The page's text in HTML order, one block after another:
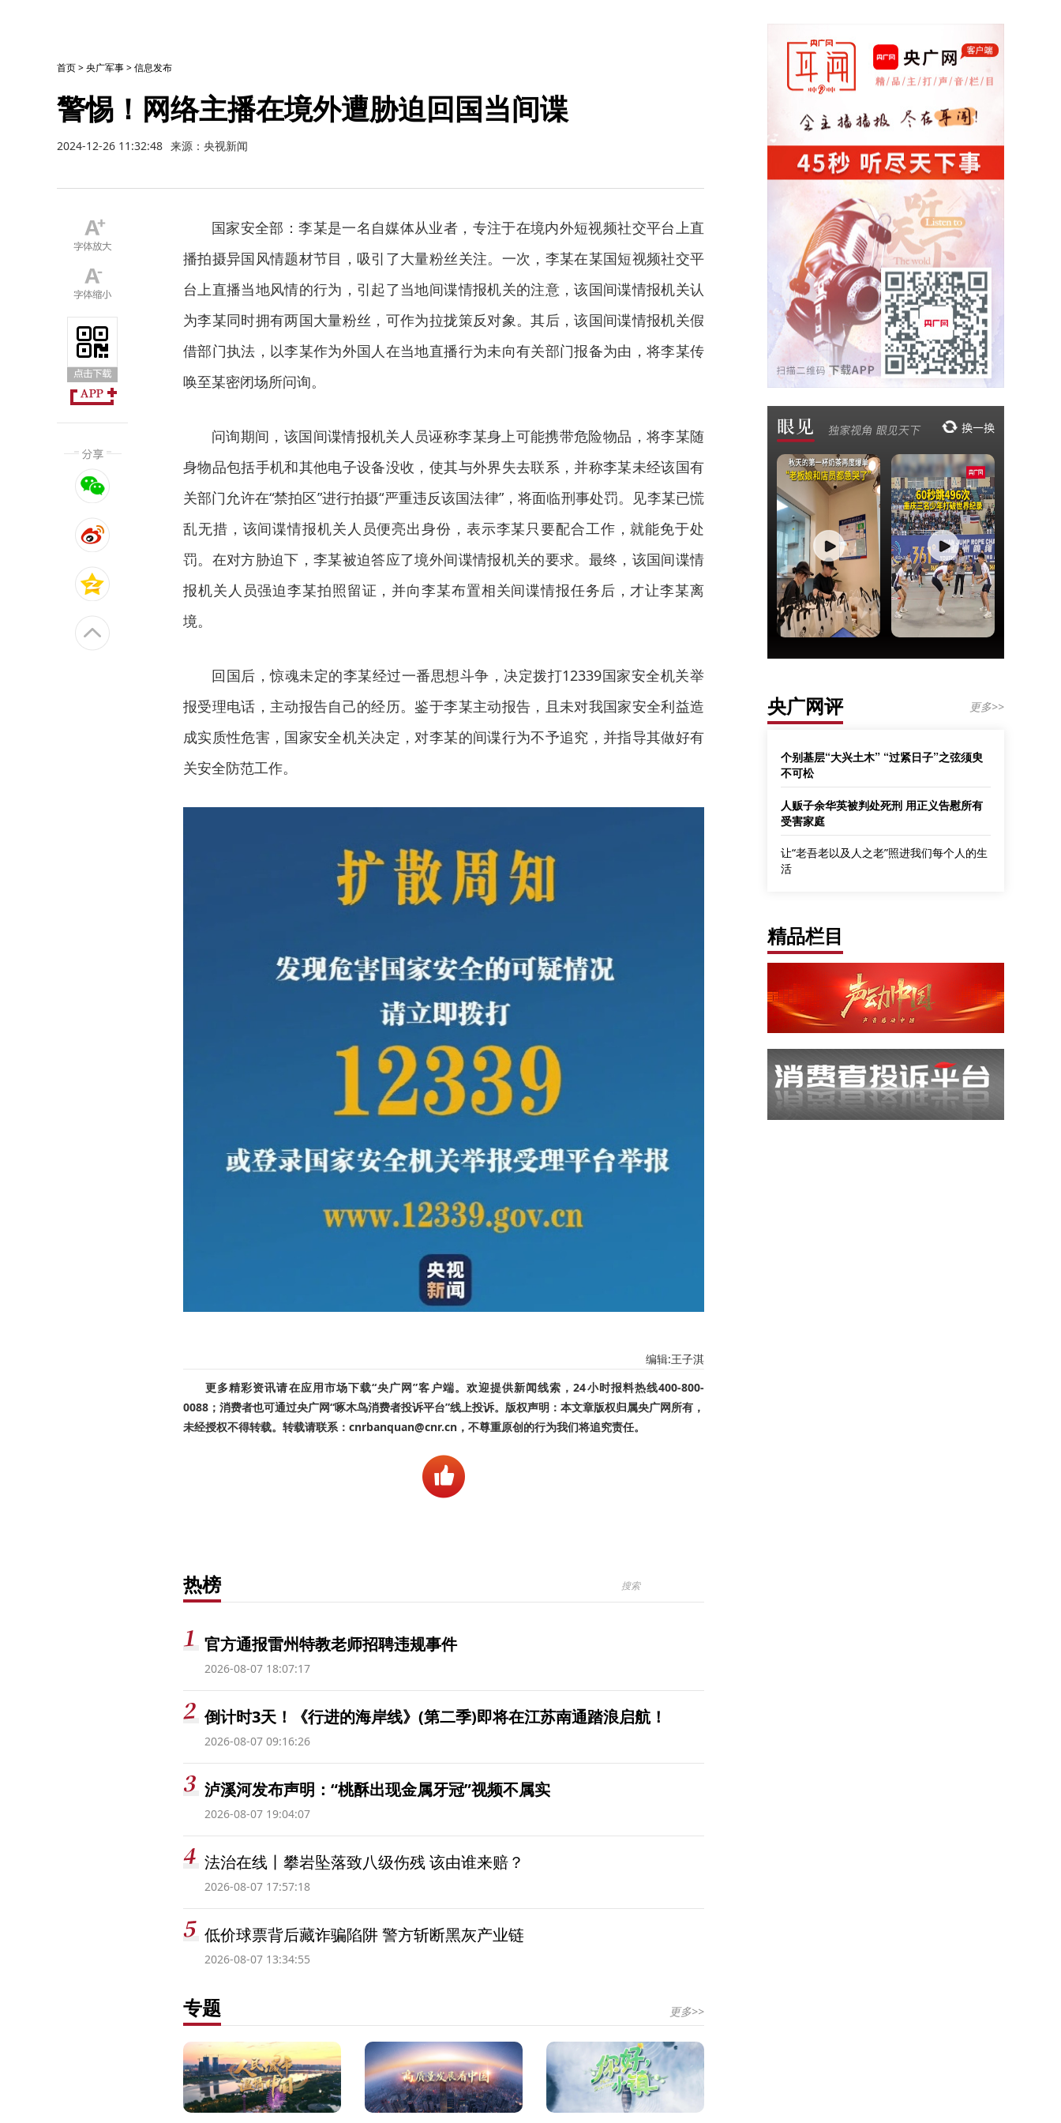
首页>央广军事>信息发布
警惕！网络主播在境外遭胁迫回国当间谍
2024-12-26 11:32:48 来源：央视新闻
国家安全部：李某是一名自媒体从业者，专注于在境内外短视频社交平台上直
播拍摄异国风情题材节目，吸引了大量粉丝关注。一次，李某在某国短视频社交平
台上直播当地风情的行为，引起了当地间谍情报机关的注意，该国间谍情报机关认
为李某同时拥有两国大量粉丝，可作为拉拢策反对象。其后，该国间谍情报机关假
借部门执法，以李某作为外国人在当地直播行为未向有关部门报备为由，将李某传
唤至某密闭场所问询。
问询期间，该国间谍情报机关人员诬称李某身上可能携带危险物品，将李某随
身物品包括手机和其他电子设备没收，使其与外界失去联系，并称李某未经该国有
关部门允许在“禁拍区”进行拍摄“严重违反该国法律”，将面临刑事处罚。见李某已慌
乱无措，该间谍情报机关人员便亮出身份，表示李某只要配合工作，就能免于处
罚。在对方胁迫下，李某被迫答应了境外间谍情报机关的要求。最终，该国间谍情
报机关人员强迫李某拍照留证，并向李某布置相关间谍情报任务后，才让李某离
境。
回国后，惊魂未定的李某经过一番思想斗争，决定拨打12339国家安全机关举
报受理电话，主动报告自己的经历。鉴于李某主动报告，且未对我国家安全利益造
成实质性危害，国家安全机关决定，对李某的间谍行为不予追究，并指导其做好有
关安全防范工作。
编辑:王子淇
更多精彩资讯请在应用市场下载“央广网”客户端。欢迎提供新闻线索，24小时报料热线400-800-
0088；消费者也可通过央广网“啄木鸟消费者投诉平台”线上投诉。版权声明：本文章版权归属央广网所有，
未经授权不得转载。转载请联系：cnrbanquan@cnr.cn，不尊重原创的行为我们将追究责任。
热榜
官方通报雷州特教老师招聘违规事件
2026-08-07 18:07:17
倒计时3天！《行进的海岸线》(第二季)即将在江苏南通踏浪启航！
2026-08-07 09:16:26
泸溪河发布声明：“桃酥出现金属牙冠”视频不属实
2026-08-07 19:04:07
法治在线丨攀岩坠落致八级伤残 该由谁来赔？
2026-08-07 17:57:18
低价球票背后藏诈骗陷阱 警方斩断黑灰产业链
2026-08-07 13:34:55
专题 更多>>
央广网评 更多>>
个别基层“大兴土木” “过紧日子”之弦须臾
不可松
人贩子余华英被判处死刑 用正义告慰所有
受害家庭
让“老吾老以及人之老”照进我们每个人的生
活
精品栏目